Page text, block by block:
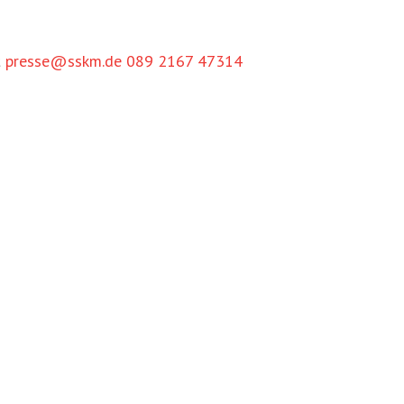
presse@sskm.de 089 2167 47314